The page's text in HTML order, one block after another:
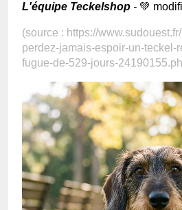
L'équipe Teckelshop - 💚
(source : https://
perdez-jamais-espoir-un-teckel-
fugue-de-529-jours-